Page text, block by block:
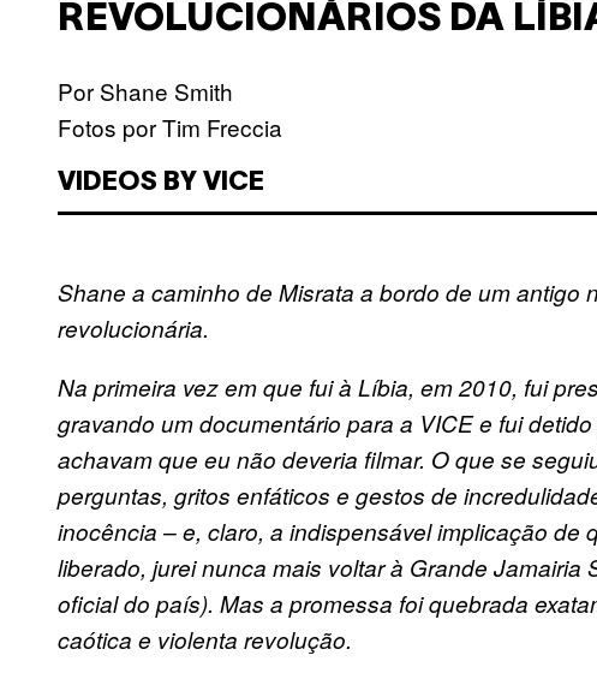
REVOLUCIONÁRIOS DA
Por Shane Smith
Fotos por Tim Freccia
VIDEOS BY VICE
Shane a caminho de Misrata a bordo de um antigo
revolucionária.
Na primeira vez em que fui à Líbia, em 2010, fui
gravando um documentário para a VICE e fui
achavam que eu não deveria filmar. O que se
perguntas, gritos enfáticos e gestos de
inocência – e, claro, a indispensável implicação de
liberado, jurei nunca mais voltar à Grande Jamairia
oficial do país). Mas a promessa foi quebrada
caótica e violenta revolução.